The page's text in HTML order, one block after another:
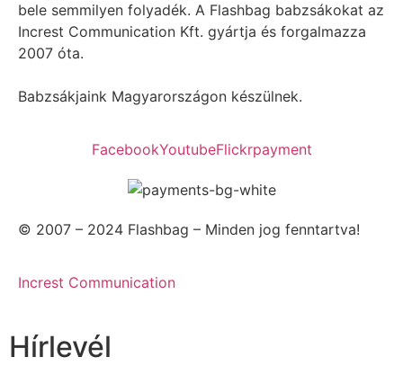
bele semmilyen folyadék. A Flashbag babzsákokat az
Increst Communication Kft. gyártja és forgalmazza
2007 óta.
Babzsákjaink Magyarországon készülnek.
FacebookYoutubeFlickrpayment
© 2007 – 2024 Flashbag – Minden jog fenntartva!
Increst Communication
Hírlevél